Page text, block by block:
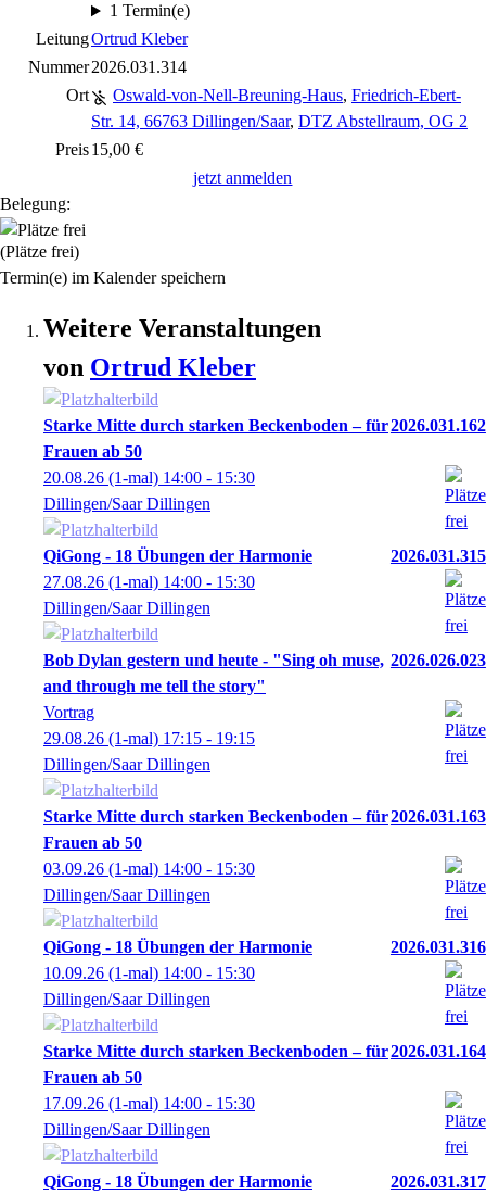
1 Termin(e)
LeitungOrtrud Kleber
Nummer2026.031.314
Ort
Oswald-von-Nell-Breuning-Haus, Friedrich-Ebert-
Str. 14, 66763 Dillingen/Saar, DTZ Abstellraum, OG 2
Preis15,00 €
jetzt anmelden
Belegung:
(Plätze frei)
Termin(e) im Kalender speichern
Weitere Veranstaltungen
von Ortrud Kleber
Starke Mitte durch starken Beckenboden – für
Frauen ab 50
2026.031.162
20.08.26 (1-mal) 14:00 - 15:30
Dillingen/Saar Dillingen
QiGong - 18 Übungen der Harmonie
2026.031.315
27.08.26 (1-mal) 14:00 - 15:30
Dillingen/Saar Dillingen
Bob Dylan gestern und heute - "Sing oh muse,
and through me tell the story"
2026.026.023
Vortrag
29.08.26 (1-mal) 17:15 - 19:15
Dillingen/Saar Dillingen
Starke Mitte durch starken Beckenboden – für
Frauen ab 50
2026.031.163
03.09.26 (1-mal) 14:00 - 15:30
Dillingen/Saar Dillingen
QiGong - 18 Übungen der Harmonie
2026.031.316
10.09.26 (1-mal) 14:00 - 15:30
Dillingen/Saar Dillingen
Starke Mitte durch starken Beckenboden – für
Frauen ab 50
2026.031.164
17.09.26 (1-mal) 14:00 - 15:30
Dillingen/Saar Dillingen
QiGong - 18 Übungen der Harmonie
2026.031.317